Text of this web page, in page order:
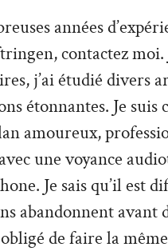
années
contactez moi.
j’ai étudié divers
étonnantes. Je suis
amoureux,
une voyance
Je sais qu’il est
abandonnent
de faire la